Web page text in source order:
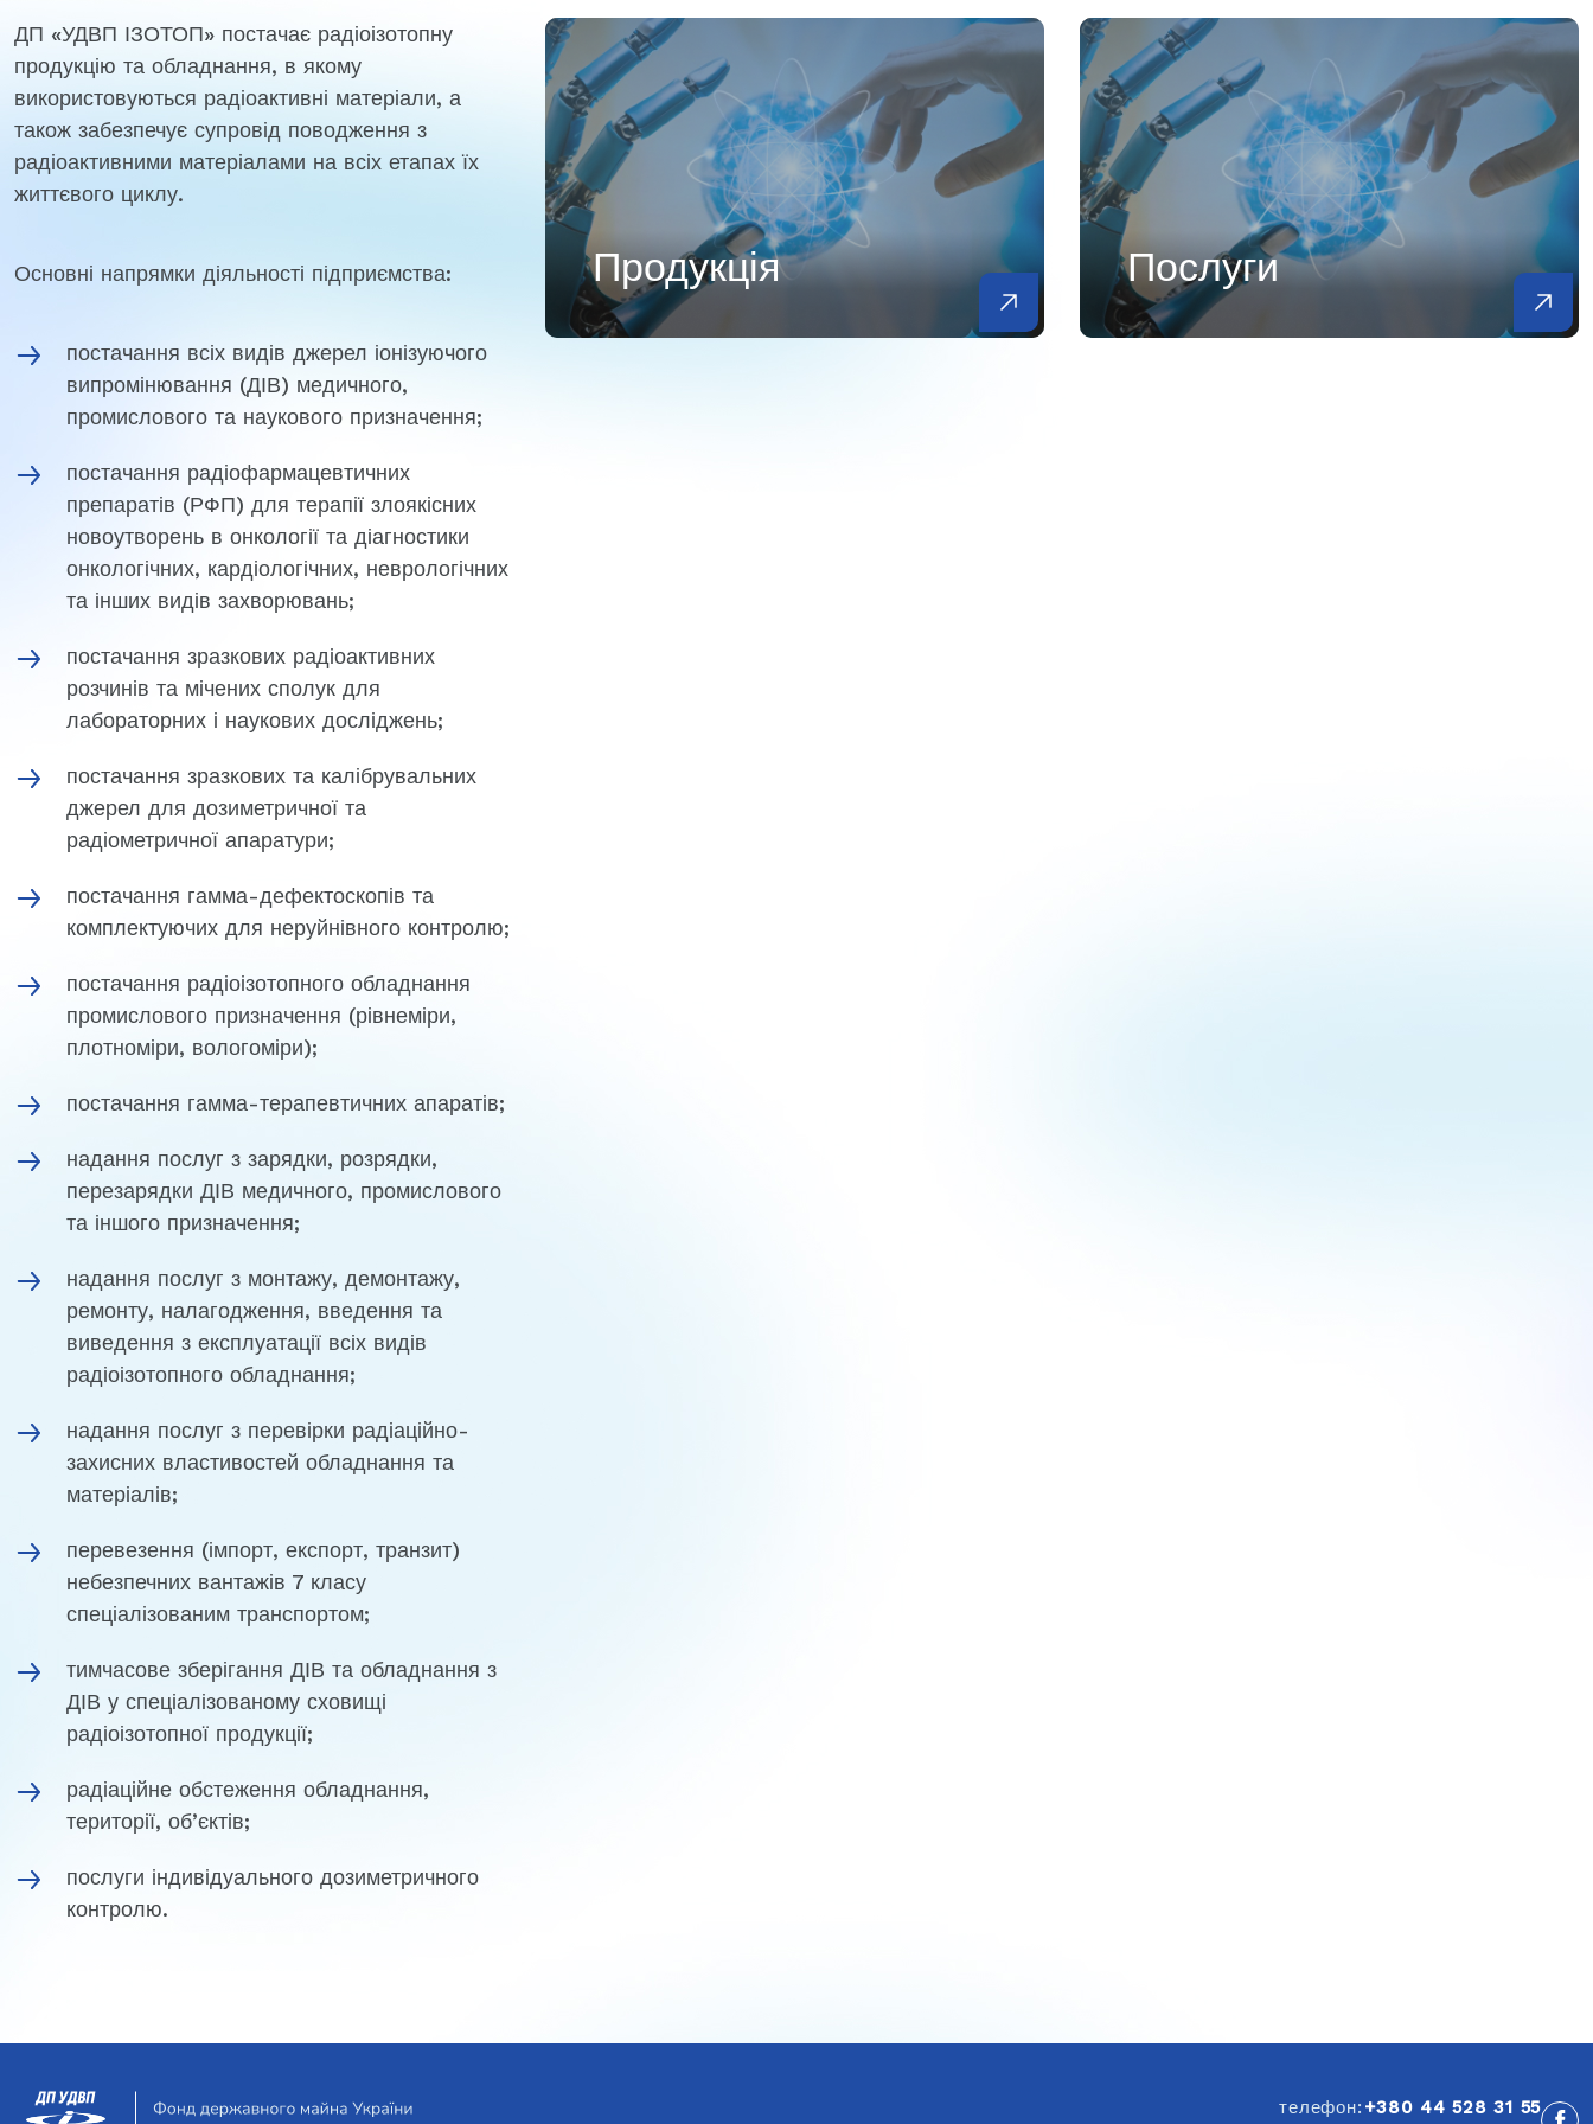
ДП «УДВП ІЗОТОП» постачає радіоізотопну
продукцію та обладнання, в якому
використовуються радіоактивні матеріали, а
також забезпечує супровід поводження з
радіоактивними матеріалами на всіх етапах їх
життєвого циклу.
Основні напрямки діяльності підприємства:
постачання всіх видів джерел іонізуючого
випромінювання (ДІВ) медичного,
промислового та наукового призначення;
постачання радіофармацевтичних
препаратів (РФП) для терапії злоякісних
новоутворень в онкології та діагностики
онкологічних, кардіологічних, неврологічних
та інших видів захворювань;
постачання зразкових радіоактивних
розчинів та мічених сполук для
лабораторних і наукових досліджень;
постачання зразкових та калібрувальних
джерел для дозиметричної та
радіометричної апаратури;
постачання гамма-дефектоскопів та
комплектуючих для неруйнівного контролю;
постачання радіоізотопного обладнання
промислового призначення (рівнеміри,
плотноміри, вологоміри);
постачання гамма-терапевтичних апаратів;
надання послуг з зарядки, розрядки,
перезарядки ДІВ медичного, промислового
та іншого призначення;
надання послуг з монтажу, демонтажу,
ремонту, налагодження, введення та
виведення з експлуатації всіх видів
радіоізотопного обладнання;
надання послуг з перевірки радіаційно-
захисних властивостей обладнання та
матеріалів;
перевезення (імпорт, експорт, транзит)
небезпечних вантажів 7 класу
спеціалізованим транспортом;
тимчасове зберігання ДІВ та обладнання з
ДІВ у спеціалізованому сховищі
радіоізотопної продукції;
радіаційне обстеження обладнання,
території, об’єктів;
послуги індивідуального дозиметричного
контролю.
Продукція Послуги
телефон: +380 44 528 31 55